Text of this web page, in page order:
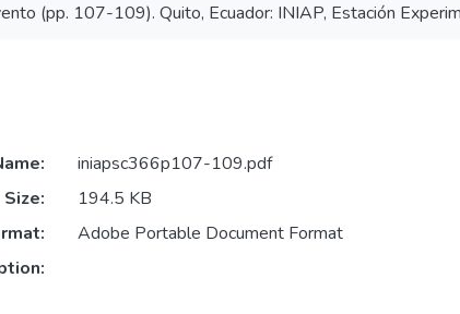
(pp. 107-109). Quito, Ecuador: INIAP, Estación
iniapsc366p107-109.pdf
Size:
194.5 KB
Adobe Portable Document Format